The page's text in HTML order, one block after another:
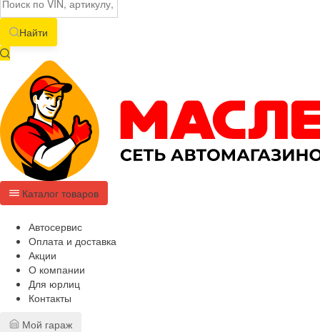
Найти
Каталог товаров
Автосервис
Оплата и доставка
Акции
О компании
Для юрлиц
Контакты
Мой гараж